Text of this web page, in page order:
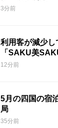
3分前
利用客が減少
「SAKU美
12分前
5月の四国の宿
局
35分前